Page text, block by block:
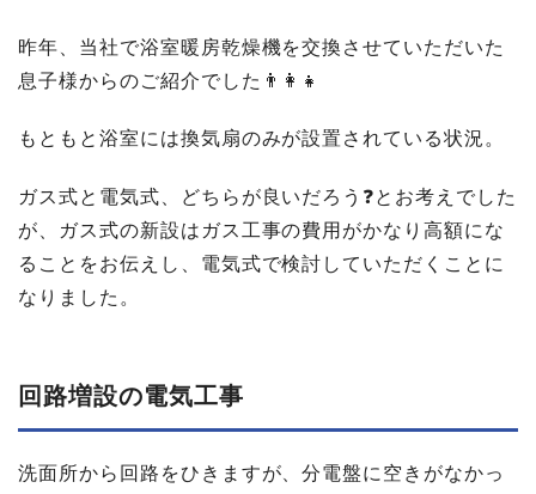
昨年、当社で浴室暖房乾燥機を交換させていただいた
息子様からのご紹介でした👨‍👩‍👧
もともと浴室には換気扇のみが設置されている状況。
ガス式と電気式、どちらが良いだろう❓とお考えでした
が、ガス式の新設はガス工事の費用がかなり高額にな
ることをお伝えし、電気式で検討していただくことに
なりました。
回路増設の​電気工事
洗面所から回路をひきますが、分電盤に空きがなかっ